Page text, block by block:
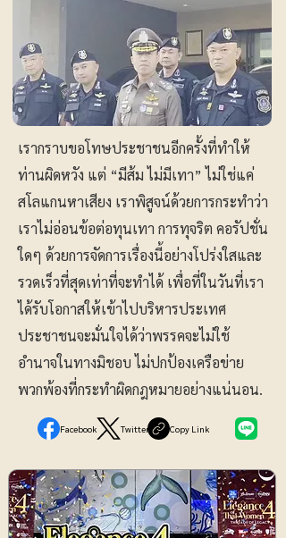
เรากราบขอโทษประชาชนอีกครั้งที่ทำให้
ท่านผิดหวัง แต่ “มีส้ม ไม่มีเทา” ไม่ใช่แค่
สโลแกนหาเสียง เราพิสูจน์ด้วยการกระทำว่า
เราไม่อ่อนข้อต่อทุนเทา การทุจริต คอรัปชั่น
ใดๆ ด้วยการจัดการเรื่องนี้อย่างโปร่งใสและ
รวดเร็วที่สุดเท่าที่จะทำได้ เพื่อที่ในวันที่เรา
ได้รับโอกาสให้เข้าไปบริหารประเทศ
ประชาชนจะมั่นใจได้ว่าพรรคจะไม่ใช้
อำนาจในทางมิชอบ ไม่ปกป้องเครือข่าย
พวกพ้องที่กระทำผิดกฎหมายอย่างแน่นอน.
Facebook Twitter Copy Link